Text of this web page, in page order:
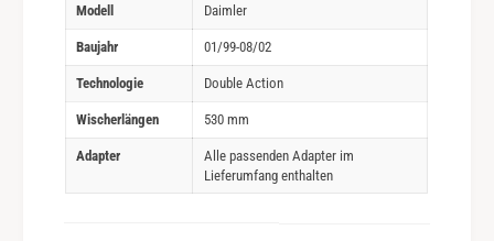
Modell Daimler
Baujahr 01/99-08/02
Technologie Double Action
Wischerlängen 530 mm
Adapter
Alle passenden Adapter im
Lieferumfang enthalten